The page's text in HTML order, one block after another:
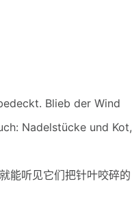
Blieb der Wind
Nadelstücke und Kot,
能听见它们把针叶咬碎的